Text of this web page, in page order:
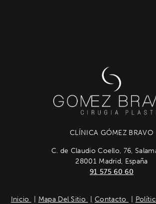
CLÍNICA GÓMEZ BRAVO
C. de Claudio Coello, 76,
28001 Madrid, España
91 575 60 60
Inicio Mapa Del Sitio Contacto